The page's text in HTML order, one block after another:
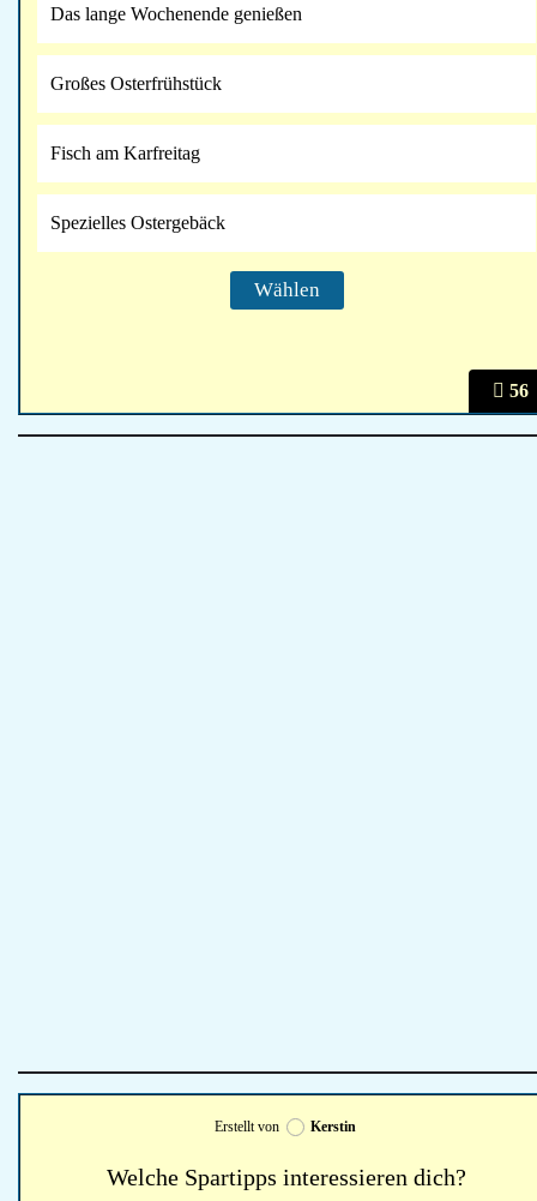
56
Das lange Wochenende genießen
Großes Osterfrühstück
Fisch am Karfreitag
Spezielles Ostergebäck
Erstellt von Kerstin
Welche Spartipps interessieren dich?